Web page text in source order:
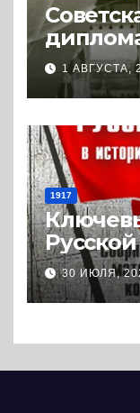
(2018) *
1 АВГУСТА,
1917
Книга
30 ИЮЛЯ,